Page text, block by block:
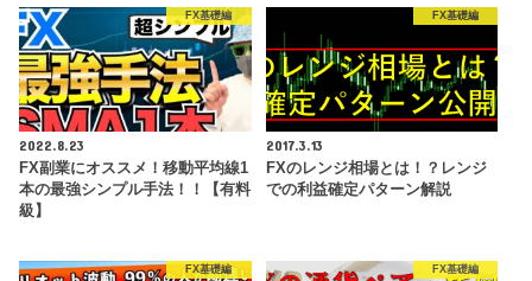
FX基礎編
2022.8.23
FX副業にオススメ！移動平均線1
本の最強シンプル手法！！【有料
級】
FX基礎編
2017.3.13
FXのレンジ相場とは！？レンジ
での利益確定パターン解説
FX基礎編 FX基礎編